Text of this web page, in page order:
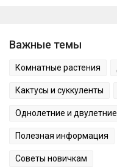
Важные темы
Комнатные растения
Кактусы и суккуленты
Однолетние и двулетние
Полезная информация
Советы новичкам